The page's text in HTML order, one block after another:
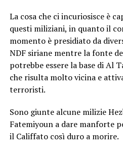
La cosa che ci incuriosisce è
questi miliziani, in quanto il
momento è presidiato da
NDF siriane mentre la fonte
potrebbe essere la base di Al
che risulta molto vicina e
terroristi.
Sono giunte alcune milizie
Fatemiyoun a dare manforte
il Califfato così duro a morire.